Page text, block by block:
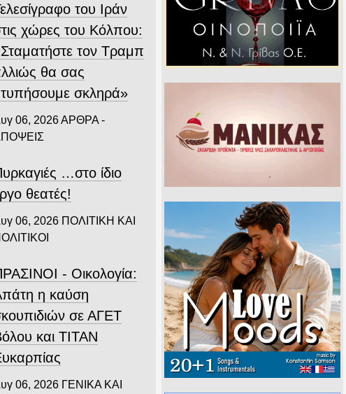
του Ιράν
χώρες του Κόλπου:
τον Τραμπ
θα σας
σκληρά»
06, 2026ΑΡΘΡΑ -
…στο ίδιο
θεατές!
06, 2026 ΠΟΛΙΤΙΚΗ ΚΑΙ
- Οικολογία:
η καύση
σε ΑΓΕΤ
και ΤΙΤΑΝ
06, 2026 ΓΕΝΙΚΑ ΚΑΙ